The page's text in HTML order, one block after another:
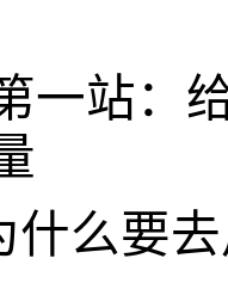
一站：
什么要